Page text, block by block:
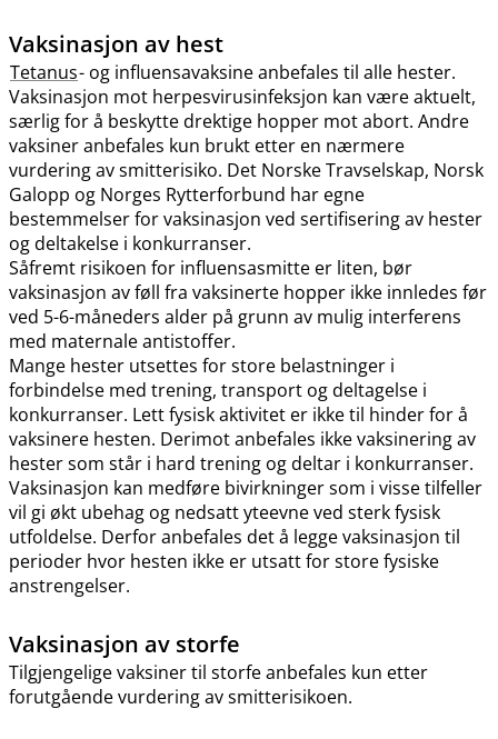
Vaksinasjon av hest
Tetanus- og influensavaksine anbefales til alle hester.
Vaksinasjon mot herpesvirusinfeksjon kan være aktuelt,
særlig for å beskytte drektige hopper mot abort. Andre
vaksiner anbefales kun brukt etter en nærmere
vurdering av smitterisiko. Det Norske Travselskap, Norsk
Galopp og Norges Rytterforbund har egne
bestemmelser for vaksinasjon ved sertifisering av hester
og deltakelse i konkurranser.
Såfremt risikoen for influensasmitte er liten, bør
vaksinasjon av føll fra vaksinerte hopper ikke innledes før
ved 5-6-måneders alder på grunn av mulig interferens
med maternale antistoffer.
Mange hester utsettes for store belastninger i
forbindelse med trening, transport og deltagelse i
konkurranser. Lett fysisk aktivitet er ikke til hinder for å
vaksinere hesten. Derimot anbefales ikke vaksinering av
hester som står i hard trening og deltar i konkurranser.
Vaksinasjon kan medføre bivirkninger som i visse tilfeller
vil gi økt ubehag og nedsatt yteevne ved sterk fysisk
utfoldelse. Derfor anbefales det å legge vaksinasjon til
perioder hvor hesten ikke er utsatt for store fysiske
anstrengelser.
Vaksinasjon av storfe
Tilgjengelige vaksiner til storfe anbefales kun etter
forutgående vurdering av smitterisikoen.